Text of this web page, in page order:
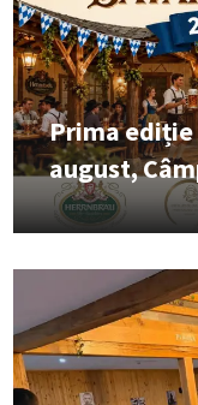
Prima ediție
august,